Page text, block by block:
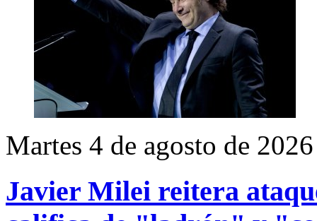
Martes 4 de agosto de 2026
Javier Milei reitera